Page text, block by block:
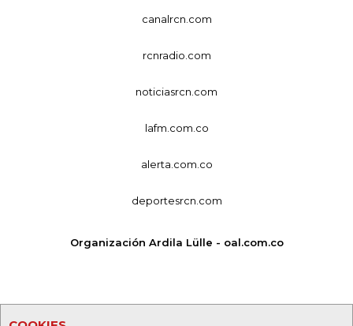
canalrcn.com
rcnradio.com
noticiasrcn.com
lafm.com.co
alerta.com.co
deportesrcn.com
Organización Ardila Lülle - oal.com.co